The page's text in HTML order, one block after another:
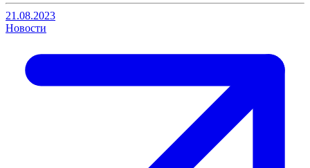
21.08.2023
Новости